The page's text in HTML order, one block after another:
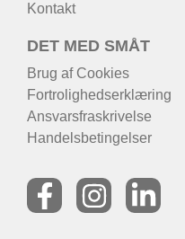
Kontakt
DET MED SMÅT
Brug af Cookies
Fortrolighedserklæring
Ansvarsfraskrivelse
Handelsbetingelser